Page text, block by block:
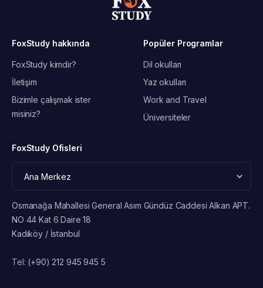
FoxStudy hakkında
FoxStudy kimdir?
İletişim
Bizimle çalışmak ister
misiniz?
Popüler Programlar
Dil okulları
Yaz okulları
Work and Travel
Üniversiteler
FoxStudy Ofisleri
Osmanağa Mahallesi General Asım Gündüz Caddesi Alkan APT.
NO 44 Kat 6 Daire 18
Kadıköy / İstanbul
Tel: (+90) 212 945 945 5